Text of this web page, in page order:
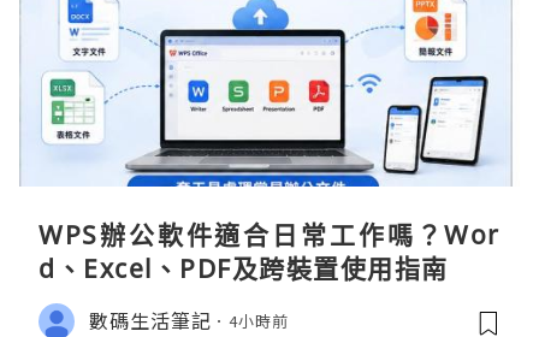
WPS辦公軟件適合日常工作嗎？Wor
d、Excel、PDF及跨裝置使用指南
數碼生活筆記 4小時前